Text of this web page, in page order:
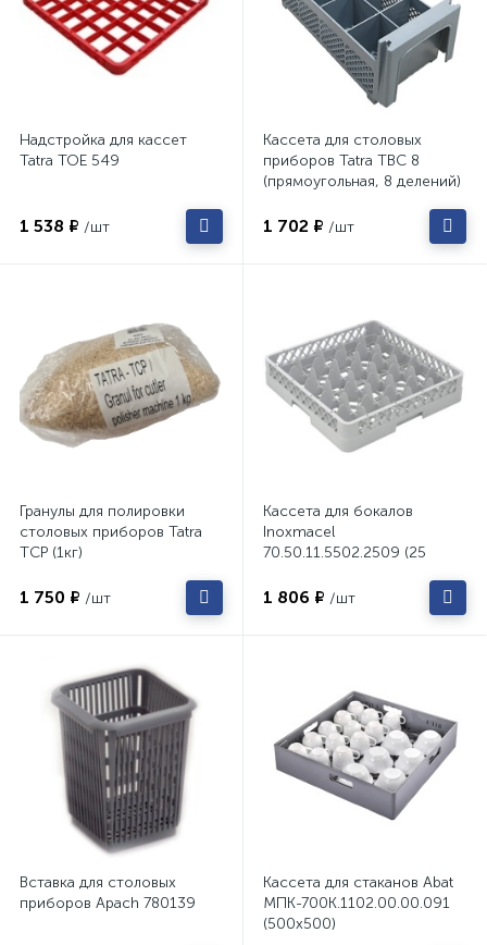
Надстройка для кассет
Tatra TOE 549
1 538 ₽ /шт
Кассета для столовых
приборов Tatra TBC 8
(прямоугольная, 8 делений)
1 702 ₽ /шт
Гранулы для полировки
столовых приборов Tatra
TCP (1кг)
1 750 ₽ /шт
Кассета для бокалов
Inoxmacel
70.50.11.5502.2509 (25
1 806 ₽ /шт
Вставка для столовых
приборов Apach 780139
Кассета для стаканов Abat
МПК-700К.1102.00.00.091
(500х500)